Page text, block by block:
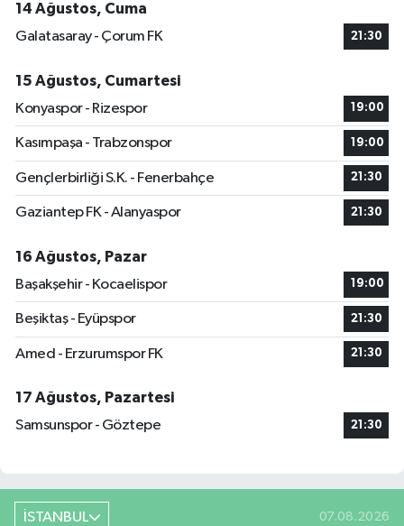
14 Ağustos, Cuma
Galatasaray - Çorum FK
21:30
15 Ağustos, Cumartesi
Konyaspor - Rizespor
19:00
Kasımpaşa - Trabzonspor 19:00
Gençlerbirliği S.K. - Fenerbahçe 21:30
Gaziantep FK - Alanyaspor 21:30
16 Ağustos, Pazar
Başakşehir - Kocaelispor
19:00
Beşiktaş - Eyüpspor 21:30
Amed - Erzurumspor FK 21:30
17 Ağustos, Pazartesi
Samsunspor - Göztepe
21:30
İSTANBUL 07.08.2026